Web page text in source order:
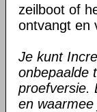
zeilboot of
ontvangt en
Je kunt
onbepaalde
proefversie.
en